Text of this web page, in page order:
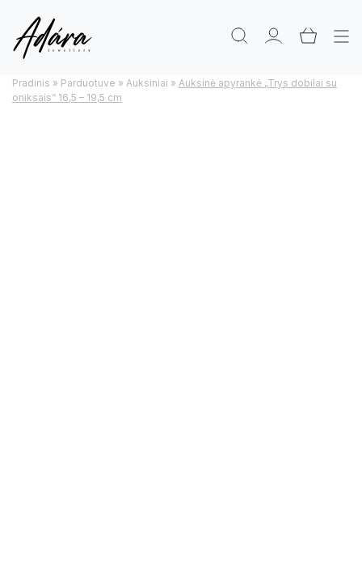
Pradinis » Parduotuve » Auksiniai » Auksinė apyrankė „Trys dobilai su
oniksais” 16,5 – 19,5 cm